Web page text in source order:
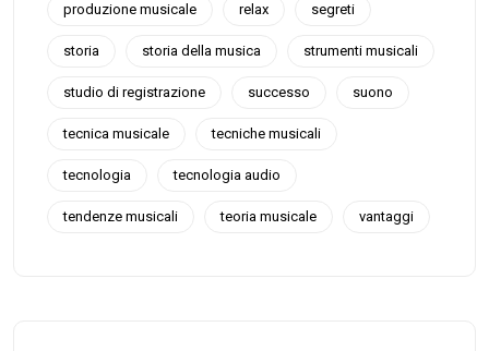
produzione musicale relax segreti
storia storia della musica strumenti musicali
studio di registrazione successo suono
tecnica musicale tecniche musicali
tecnologia tecnologia audio
tendenze musicali teoria musicale vantaggi